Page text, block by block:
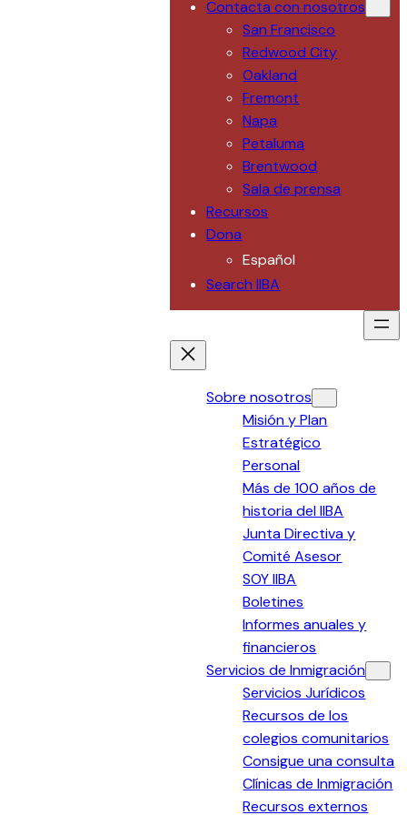
Contacta con nosotros
San Francisco
Redwood City
Oakland
Fremont
Napa
Petaluma
Brentwood
Sala de prensa
Recursos
Dona
Español
Search IIBA
Sobre nosotros
Misión y Plan
Estratégico
Personal
Más de 100 años de
historia del IIBA
Junta Directiva y
Comité Asesor
SOY IIBA
Boletines
Informes anuales y
financieros
Servicios de Inmigración
Servicios Jurídicos
Recursos de los
colegios comunitarios
Consigue una consulta
Clínicas de Inmigración
Recursos externos